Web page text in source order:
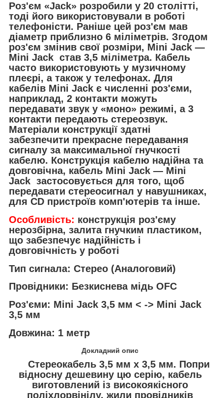
Роз'єм «Jack» розробили у 20 столітті,
тоді його використовували в роботі
телефоністи. Раніше цей роз'єм мав
діаметр приблизно 6 міліметрів. Згодом
роз'єм змінив свої розміри, Mini Jack —
Mini Jack став 3,5 міліметра. Кабель
часто використовують у музичному
плеєрі, а також у телефонах. Для
кабелів Mini Jack є численні роз'єми,
наприклад, 2 контакти можуть
передавати звук у «моно» режимі, а 3
контакти передають стереозвук.
Матеріали конструкції здатні
забезпечити прекрасне передавання
сигналу за максимальної гнучкості
кабелю. Конструкція кабелю надійна та
довговічна, кабель Mini Jack — Mini
Jack застосовується для того, щоб
передавати стереосигнал у навушниках,
для CD пристроїв комп'ютерів та інше.
Особливість: конструкція роз'єму
нерозбірна, залита гнучким пластиком,
що забезпечує надійність і
довговічність у роботі
Тип сигнала: Стерео (Аналоговий)
Провідники: Безкиснева мідь OFC
Роз'єми: Mini Jack 3,5 мм < -> Mini Jack
3,5 мм
Довжина: 1 метр
Докладний опис
Стереокабель 3,5 мм х 3,5 мм. Попри
відносну дешевину цю серію, кабель
виготовлений із високоякісного
поліхлорвінілу, жили провідників